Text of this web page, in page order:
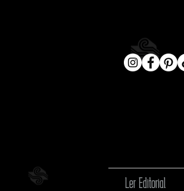
Ler Editorial